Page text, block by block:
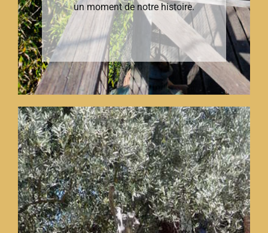
un moment de notre histoire.